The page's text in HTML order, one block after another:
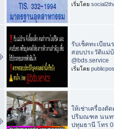
เริ่มโดย
รับเช็คทะเบียน
สอบประวัติแม่บ้
@bds.service
เริ่มโดย
ให้เช่าเครื่องตั
ปริมณฑล นนท
ปทุมธานี โทร